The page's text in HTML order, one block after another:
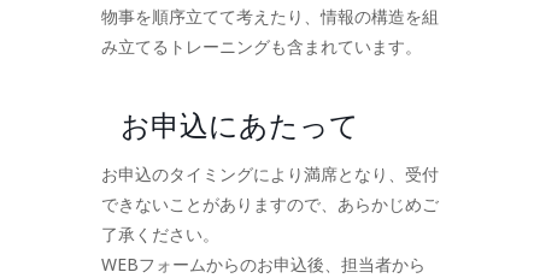
物事を順序立てて考えたり、情報の構造を組
み立てるトレーニングも含まれています。
お申込にあたって
お申込のタイミングにより満席となり、受付
できないことがありますので、あらかじめご
了承ください。
WEBフォームからのお申込後、担当者から